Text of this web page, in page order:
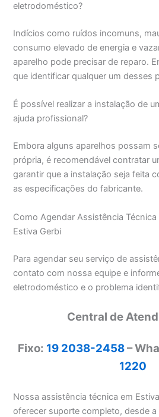
eletrodoméstico?
Indícios como ruídos incomuns,
consumo elevado de energia e
aparelho pode precisar de reparo.
que identificar qualquer um desses
É possível realizar a instalação de
ajuda profissional?
Embora alguns aparelhos possam
própria, é recomendável contratar
garantir que a instalação seja feita
as especificações do fabricante.
Como Agendar Assistência Técnica
Estiva Gerbi
Para agendar seu serviço de
contato com nossa equipe e
eletrodoméstico e o problema
Central de
Fixo: 19 2038-2458–
1220
Nossa assistência técnica em
oferecer suporte completo, desde a